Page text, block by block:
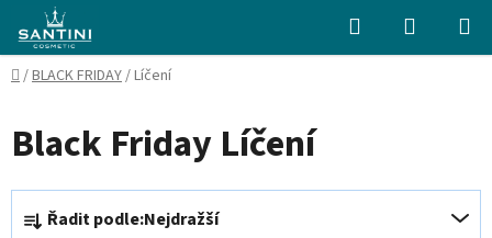
obsah
Hledat
KOŠÍK
Domů
/BLACK FRIDAY/Líčení
Black Friday Líčení
Ř Řadit podle:Nejdražší